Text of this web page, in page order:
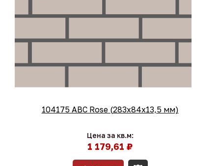
104175 ABC Rose (283х84х13,5 мм)
Цена за кв.м:
1 179,61 ₽